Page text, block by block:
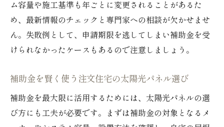
ム容量や施工基準も年ごとに変更されることがあるた
め、最新情報のチェックと専門家への相談が欠かせませ
ん。失敗例として、申請期限を逃してしまい補助金を受
けられなかったケースもあるので注意しましょう。
補助金を賢く使う注文住宅の太陽光パネル選び
補助金を最大限に活用するためには、太陽光パネルの選
び方にも工夫が必要です。まずは補助金の対象となるメ